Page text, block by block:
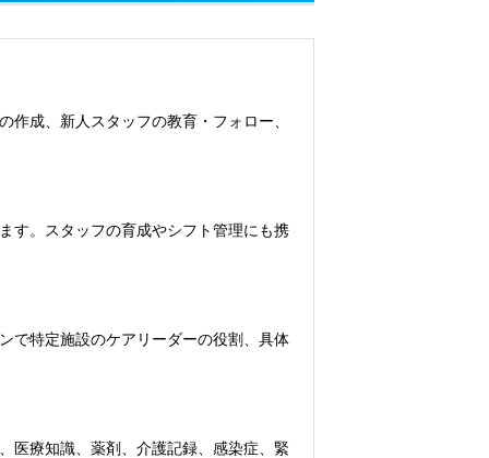
成、新人スタッフの教育・フォロー、
。スタッフの育成やシフト管理にも携
で特定施設のケアリーダーの役割、具体
医療知識、薬剤、介護記録、感染症、緊